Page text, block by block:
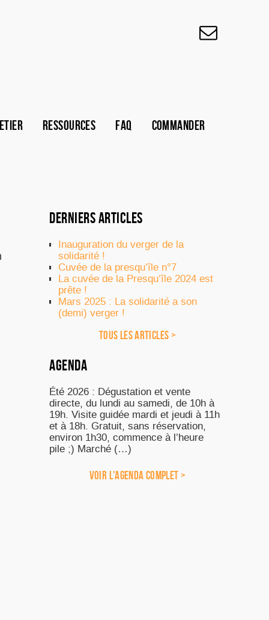
RESSOURCES FAQ COMMANDER
DERNIERS ARTICLES
Inauguration du verger de la
solidarité !
Cuvée de la presqu’île n°7
La cuvée de la Presqu’île 2024 est
prête !
Mars 2025 : La solidarité a son
(demi) verger !
TOUS LES ARTICLES >
AGENDA
Été 2026 : Dégustation et vente
directe, du lundi au samedi, de 10h à
19h. Visite guidée mardi et jeudi à 11h
et à 18h. Gratuit, sans réservation,
environ 1h30, commence à l’heure
pile ;) Marché (…)
VOIR L'AGENDA COMPLET >